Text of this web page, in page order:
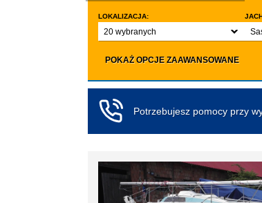
LOKALIZACJA:
20 wybranych
LICZBA OSÓB:
co najmniej 4
co najmniej 5
co najmniej 6
co najmniej 7
co najmniej 9
co najmniej 10
POKAŻ OPCJE ZAAWANSOWANE
Potrzebujesz pomocy przy